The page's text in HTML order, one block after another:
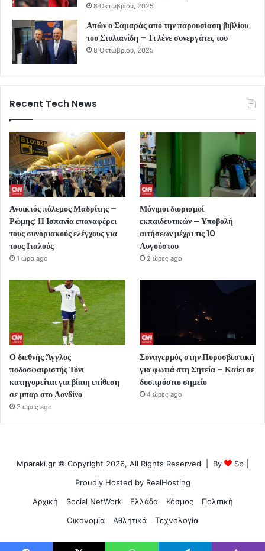
8 Οκτωβρίου, 2025
Απών ο Σαμαράς από την παρουσίαση βιβλίου
του Στυλιανίδη – Τι λένε συνεργάτες του
8 Οκτωβρίου, 2025
Recent Tech News
Ανοικτός πόλεμος Μαδρίτης –
Ρώμης: Η Ισπανία επαναφέρει
τους συνοριακούς ελέγχους για
τους Ιταλούς
1 ώρα ago
Μόνιμοι διορισμοί
εκπαιδευτικών – Υποβολή
αιτήσεων μέχρι τις 10
Αυγούστου
2 ώρες ago
Ο διεθνής Άγγλος
ποδοσφαιριστής Τόνι
κατηγορείται για βίαιη επίθεση
σε μπαρ στο Λονδίνο
3 ώρες ago
Συναγερμός στην Πυροσβεστική
για φωτιά στη Σητεία – Καίει σε
δυσπρόσιτο σημείο
4 ώρες ago
Mparaki.gr © Copyright 2026, All Rights Reserved | By Sp
Proudly Hosted by RealHosting
Αρχική
Social NetWork Ελλάδα Κόσμος
Πολιτική
Οικονομία
Αθλητικά Τεχνολογία